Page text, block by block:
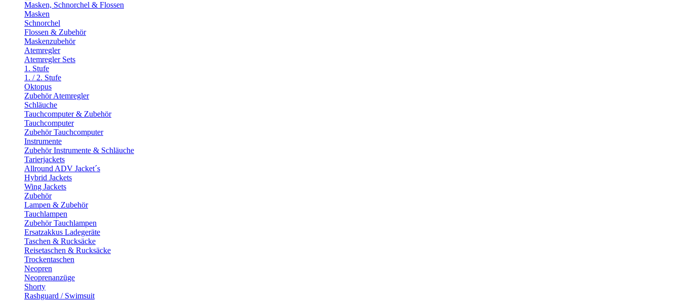
Masken, Schnorchel & Flossen
Masken
Schnorchel
Flossen & Zubehör
Maskenzubehör
Atemregler
Atemregler Sets
1. Stufe
1. / 2. Stufe
Oktopus
Zubehör Atemregler
Schläuche
Tauchcomputer & Zubehör
Tauchcomputer
Zubehör Tauchcomputer
Instrumente
Zubehör Instrumente & Schläuche
Tarierjackets
Allround ADV Jacket´s
Hybrid Jackets
Wing Jackets
Zubehör
Lampen & Zubehör
Tauchlampen
Zubehör Tauchlampen
Ersatzakkus Ladegeräte
Taschen & Rucksäcke
Reisetaschen & Rucksäcke
Trockentaschen
Neopren
Neoprenanzüge
Shorty
Rashguard / Swimsuit